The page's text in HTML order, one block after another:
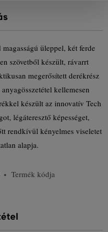
üleppel, két ferde
szövetből készült, rávarrt
megerősített derékrész
kellemesen
készült az innovatív Tech
légáteresztő képességet,
rendkívül kényelmes viseletet
alapja.
Termék kódja